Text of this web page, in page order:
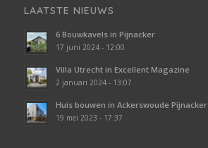
LAATSTE NIEUWS
6 Bouwkavels in Pijnacker
17 juni 2024 - 12:00
Villa Utrecht in Excellent Magazine
2 januari 2024 - 13:07
Huis bouwen in Ackerswoude Pijnacker
19 mei 2023 - 17:37